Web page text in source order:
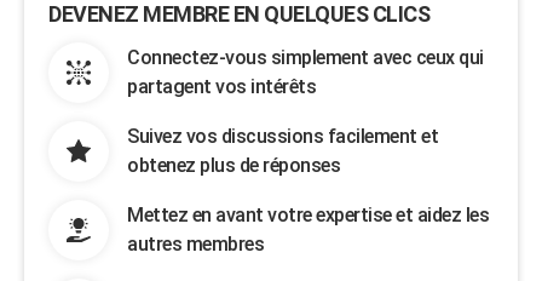
DEVENEZ MEMBRE EN QUELQUES CLICS
Connectez-vous simplement avec ceux qui
partagent vos intérêts
Suivez vos discussions facilement et
obtenez plus de réponses
Mettez en avant votre expertise et aidez les
autres membres